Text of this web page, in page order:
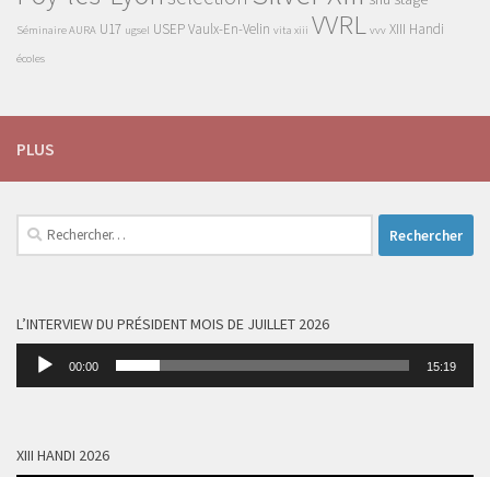
Séminaire AURA U17 ugsel USEPVaulx-En-Velin vita xiii VVRL vvv XIII Handi
écoles
PLUS
Rechercher :
L’INTERVIEW DU PRÉSIDENT MOIS DE JUILLET 2026
Lecteur
00:00 15:19
XIII HANDI 2026